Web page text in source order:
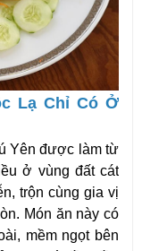
Lạ Chỉ Có Ở
Yên được làm từ
ở vùng đất cát
trộn cùng gia vị
Món ăn này có
mềm ngọt bên